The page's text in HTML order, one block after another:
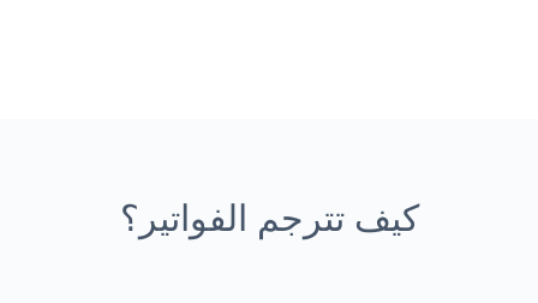
كيف تترجم الفواتير؟